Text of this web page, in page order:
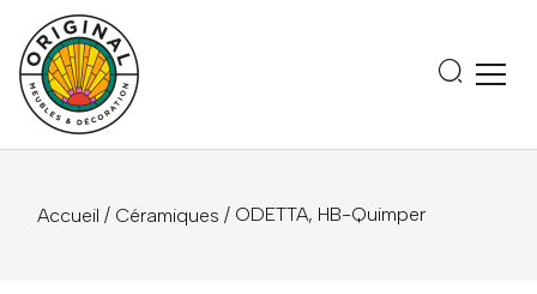
Accueil / Céramiques / ODETTA, HB-Quimper